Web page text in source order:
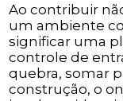
Ao contribuir
um ambiente
significar uma
controle de
quebra, somar
construção, o